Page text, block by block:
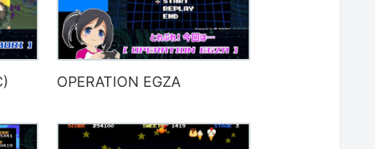
OPERATION EGZA